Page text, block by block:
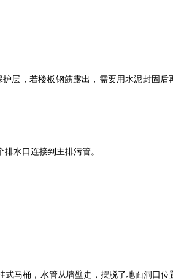
层，若楼板钢筋露出，需要用水泥封固后
水口连接到主排污管。
马桶，水管从墙壁走，摆脱了地面洞口位